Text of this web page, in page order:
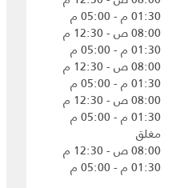
01:30 م - 05:00 م
08:00 ص - 12:30 م
01:30 م - 05:00 م
08:00 ص - 12:30 م
01:30 م - 05:00 م
08:00 ص - 12:30 م
01:30 م - 05:00 م
مغلق
08:00 ص - 12:30 م
01:30 م - 05:00 م